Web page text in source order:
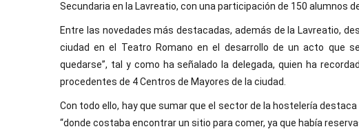
Secundaria en la Lavreatio, con una participación de 150 alumnos
Entre las novedades más destacadas, además de la Lavreatio,
ciudad en el Teatro Romano en el desarrollo de un acto que
quedarse”, tal y como ha señalado la delegada, quien ha
procedentes de 4 Centros de Mayores de la ciudad.
Con todo ello, hay que sumar que el sector de la hostelería
“donde costaba encontrar un sitio para comer, ya que había